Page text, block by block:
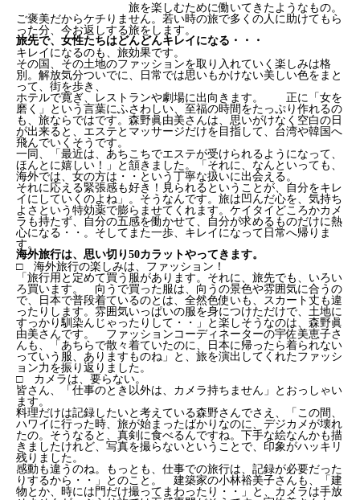
旅を楽しむために働いてきたようなもの。
ご褒美だからケチりません。若い時の旅で多くの人に助けてもら
った分、今お返しする旅をします。
旅先で、女性たちはどんどんキレイになる・・・
キレイになるのも、旅効果です。
その国、その土地のファッションを取り入れていく楽しみは格
別。解放気分ついでに、日常では思いもかけない美しい色をまと
って、街を歩き、
ホテルで寛ぎ、レストランや劇場に出向きます。 正に「女を
磨く」という言葉にふさわしい、至福の時間をたっぷり作れるの
も、旅ならではです。森野眞由美さんは、思いがけなく空白の日
が出来ると、エステとマッサージだけを目指して、台湾や韓国へ
飛んでいくそうです。
一同、「最近は、あちこちでエステが受けられるようになって、
ほんとに嬉しい！」と頷きました。「それに、なんといっても、
海外では、女の方は・・という丁寧な扱いに出会える。
それに応える緊張感も好き！見られるということが、自分をキレ
イにしていくのよね」。そうなんです。旅は凹んだ心を、気持ち
よさという特効薬で膨らませてくれます。ケイタイどころかカメ
ラも持たず、自分の五感を働かせて、自分が求めるものだけに熱
心になる・・。そしてまた一歩、キレイになって日常へ帰りま
す。
海外旅行は、思い切り50カラットやってきます。
□ 海外旅行の楽しみは、ファッション！
「旅行用と定めて買う服があります。それに、旅先でも、いろい
ろ買います。 向うで買った服は、向うの景色や雰囲気に合うの
で、日本で普段着ているのとは、全然色使いも、スカート丈も違
ったりします。雰囲気いっぱいの服を身につけただけで、土地に
すっかり馴染んじゃったりして・・」と楽しそうなのは、森野眞
由美さんです。 ファッションコーディネーターの宇佐美恵子さ
んも、「あちらで散々着ていたのに、日本に帰ったら着られない
っていう服、ありますものね」と、旅を演出してくれたファッシ
ョン力を振り返りました。
□ カメラは、要らない。
皆さん、「仕事のとき以外は、カメラ持ちません」とおっしゃい
ます。
料理だけは記録したいと考えている森野さんでさえ、「この間、
ハワイに行った時、旅が始まったばかりなのに、デジカメが壊れ
たの。そうなると、真剣に食べるんですね。下手な絵なんかも描
きましたけれど、写真を撮らないということで、印象がハッキリ
残りました。
感動も違うのね。もっとも、仕事での旅行は、記録が必要だった
りするから・・」とのこと。 建築家の小林裕美子さんも、「建
物とか、時には門だけ撮ってまわったり・・」と、カメラは手放